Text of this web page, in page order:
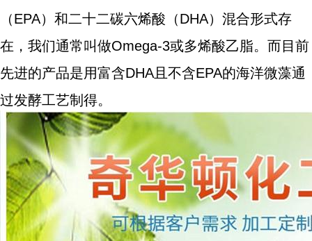
（EPA）和二十二碳六烯酸（DHA）混合形式存
在，我们通常叫做Omega-3或多烯酸乙脂。而目前
先进的产品是用富含DHA且不含EPA的海洋微藻通
过发酵工艺制得。